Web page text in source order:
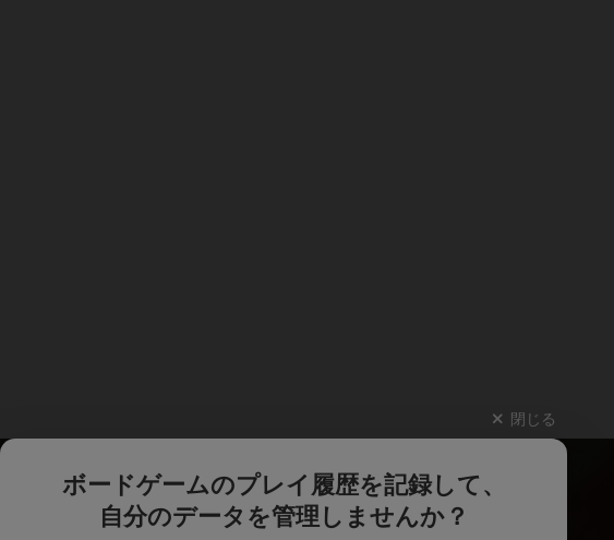
閉じる
ボードゲームのプレイ履歴を記録して、
自分のデータを管理しませんか？